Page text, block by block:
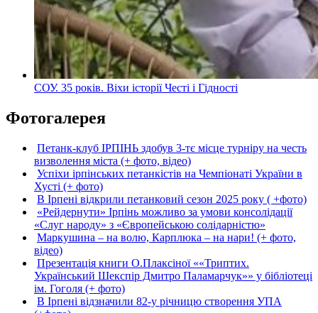
СОУ. 35 років. Віхи історії Честі і Гідності
Фотогалерея
Петанк-клуб ІРПІНЬ здобув 3-тє місце турніру на честь
визволення міста (+ фото, відео)
Успіхи ірпінських петанкістів на Чемпіонаті України в
Хусті (+ фото)
В Ірпені відкрили петанковий сезон 2025 року ( +фото)
«Рейдернути» Ірпінь можливо за умови консолідації
«Слуг народу» з «Європейською солідарністю»
Маркушина – на волю, Карплюка – на нари! (+ фото,
відео)
Презентація книги О.Плаксіної ««Триптих.
Український Шекспір Дмитро Паламарчук»» у бібліотеці
ім. Гоголя (+ фото)
В Ірпені відзначили 82-у річницю створення УПА